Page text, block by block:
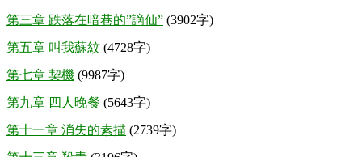
第三章 跌落在暗巷的”謫仙” (3902字)
第五章 叫我蘇紋 (4728字)
第七章 契機 (9987字)
第九章 四人晚餐 (5643字)
第十一章 消失的素描 (2739字)